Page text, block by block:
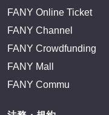
FANY Online Ticket
FANY Channel
FANY Crowdfunding
FANY Mall
FANY Commu